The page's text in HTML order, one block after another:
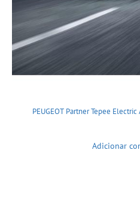
PEUGEOT Partner Tepee
Adicionar